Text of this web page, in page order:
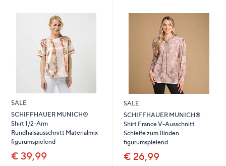
SALE
SCHIFFHAUER MUNICH®
Shirt 1/2-Arm
Rundhalsausschnitt Materialmix
figurumspielend
€ 39,99
SALE
SCHIFFHAUER MUNICH®
Shirt France V-Ausschnitt
Schleife zum Binden
figurumspielend
€ 26,99